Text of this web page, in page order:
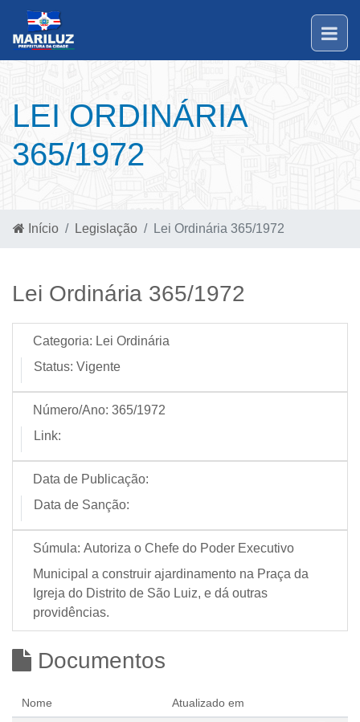
LEI ORDINÁRIA
365/1972
Início Legislação Lei Ordinária 365/1972
Lei Ordinária 365/1972
Categoria: Lei Ordinária
Status: Vigente
Número/Ano: 365/1972
Link:
Data de Publicação:
Data de Sanção:
Súmula: Autoriza o Chefe do Poder Executivo
Municipal a construir ajardinamento na Praça da
Igreja do Distrito de São Luiz, e dá outras
providências.
Documentos
Nome Atualizado em